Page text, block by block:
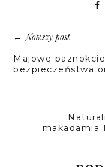
←Nowszy post
Majowe
bezpieczeństwa
makadamia